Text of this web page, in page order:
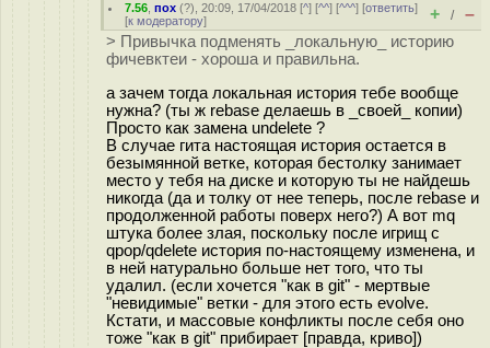
7.56 ,пох (?), 20:09, 17/04/2018 [^] [^^] [^^^] [ответить]
[к модератору] + / –
> Привычка подменять _локальную_ историю
фичевктеи - хороша и правильна.
а зачем тогда локальная история тебе вообще
нужна? (ты ж rebase делаешь в _своей_ копии)
Просто как замена undelete ?
В случае гита настоящая история остается в
безымянной ветке, которая бестолку занимает
место у тебя на диске и которую ты не найдешь
никогда (да и толку от нее теперь, после rebase и
продолженной работы поверх него?) А вот mq
штука более злая, поскольку после игрищ с
qpop/qdelete история по-настоящему изменена, и
в ней натурально больше нет того, что ты
удалил. (если хочется "как в git" - мертвые
"невидимые" ветки - для этого есть evolve.
Кстати, и массовые конфликты после себя оно
тоже "как в git" прибирает [правда, криво])